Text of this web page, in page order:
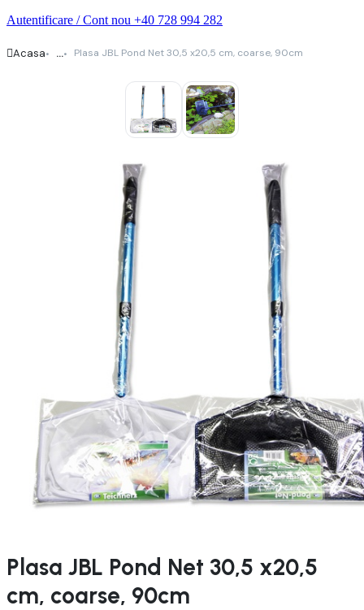
Autentificare / Cont nou +40 728 994 282
Acasa Plasa JBL Pond Net 30,5 x20,5 cm, coarse, 90cm
Plasa JBL Pond Net 30,5 x20,5
cm, coarse, 90cm